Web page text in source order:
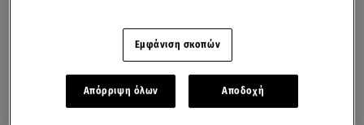
Εμφάνιση σκοπών
Απόρριψη όλων Αποδοχή